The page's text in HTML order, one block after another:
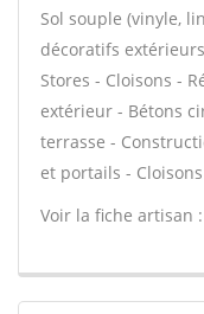
Sol souple (vinyle,
décoratifs
Stores - Cloisons -
extérieur - Bétons
terrasse -
et portails -
Voir la fiche artisan :